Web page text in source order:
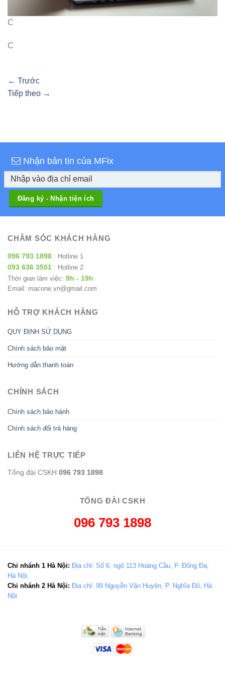
C
C
← Trước
Tiếp theo →
Nhận bản tin của MFix
CHĂM SÓC KHÁCH HÀNG
096 793 1898 : Hotline 1
093 636 3501 : Hotline 2
Thời gian làm việc: 9h - 19h
Email: macone.vn@gmail.com
HỖ TRỢ KHÁCH HÀNG
QUY ĐỊNH SỬ DỤNG
Chính sách bảo mật
Hướng dẫn thanh toán
CHÍNH SÁCH
Chính sách bảo hành
Chính sách đổi trả hàng
LIÊN HỆ TRỰC TIẾP
Tổng đài CSKH 096 793 1898
TỔNG ĐÀI CSKH
096 793 1898
Chi nhánh 1 Hà Nội: Địa chỉ: Số 6, ngõ 113 Hoàng Cầu, P. Đống Đa,
Hà Nội.
Chi nhánh 2 Hà Nội: Địa chỉ: 99 Nguyễn Văn Huyên, P. Nghĩa Đô, Hà
Nội